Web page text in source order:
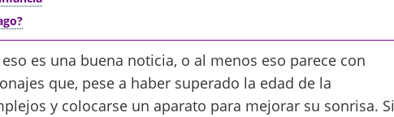
es una buena noticia, o al menos eso parece con
que, pese a haber superado la edad de la
y colocarse un aparato para mejorar su sonrisa. Si